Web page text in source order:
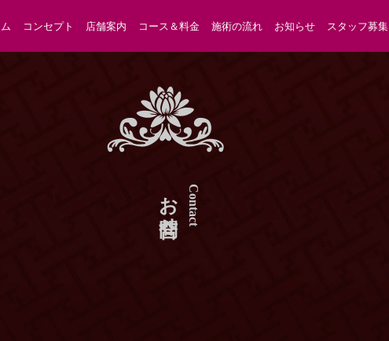
コンセプト 店舗案内 コース＆料金 施術の流れ お知らせ スタッフ募集
Contact
お問合せ